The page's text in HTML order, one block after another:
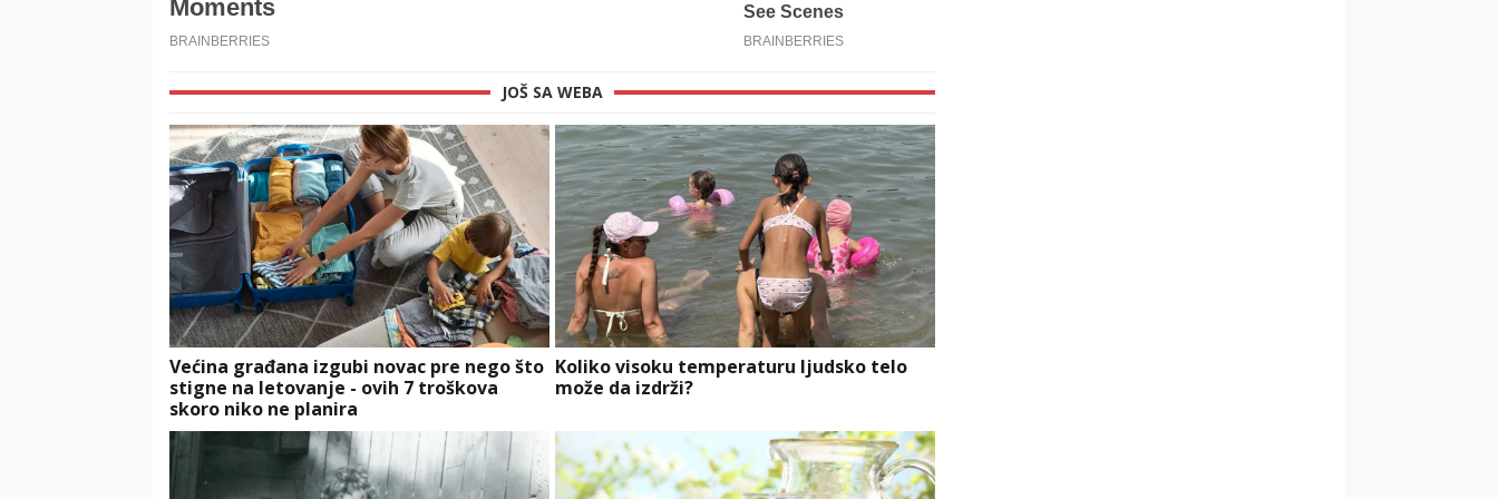
JOŠ SA WEBA
Većina građana izgubi novac pre nego što
stigne na letovanje - ovih 7 troškova
skoro niko ne planira
Koliko visoku temperaturu ljudsko telo
može da izdrži?